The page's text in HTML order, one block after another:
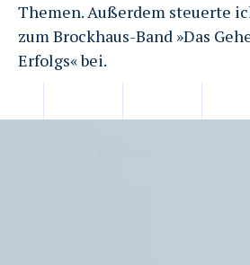
Themen. Außerdem steuerte
zum Brockhaus-Band »Das
Erfolgs« bei.